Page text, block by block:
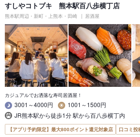
すしやコトブキ 熊本駅百八歩横丁店
熊本駅周辺・新町・上熊本・田崎 居酒屋
カジュアルでお洒落な寿司居酒屋！
3001～4000円
1001～1500円
JR熊本駅から徒歩1分 駅から百八歩横丁内
【アプリ予約限定】最大800ポイント還元対象店 口コミ投